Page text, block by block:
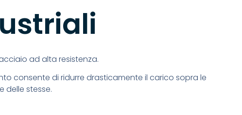
ad alta resistenza.
consente di ridurre drasticamente il carico sopra le
delle stesse.